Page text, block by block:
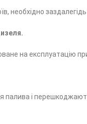
необхідно
на експлуатацію
палива і